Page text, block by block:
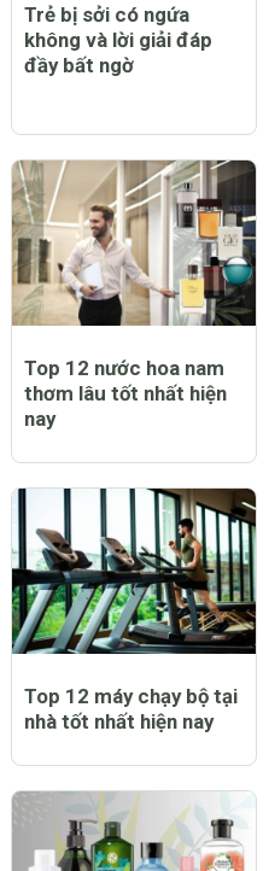
Trẻ bị sởi có ngứa
không và lời giải đáp
đầy bất ngờ
Top 12 nước hoa nam
thơm lâu tốt nhất hiện
nay
Top 12 máy chạy bộ tại
nhà tốt nhất hiện nay